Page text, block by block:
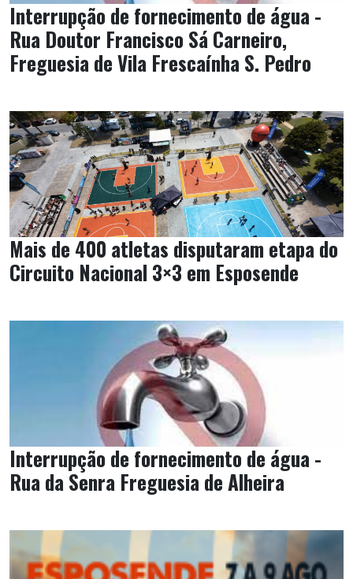
Interrupção de fornecimento de água -
Rua Doutor Francisco Sá Carneiro,
Freguesia de Vila Frescaínha S. Pedro
Mais de 400 atletas disputaram etapa do
Circuito Nacional 3×3 em Esposende
Interrupção de fornecimento de água -
Rua da Senra Freguesia de Alheira